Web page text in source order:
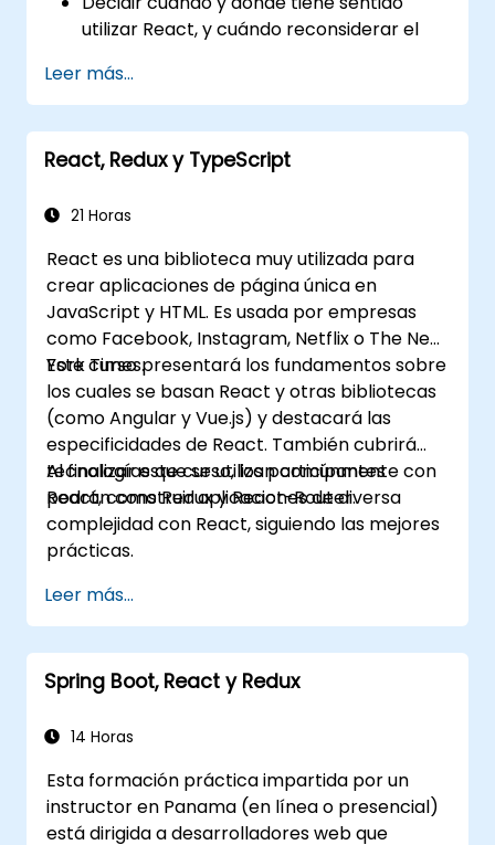
utilizar React, y cuándo reconsiderar el
Entender conceptos de React como
componentes, props (propiedades),
estado y ciclo de vida.
Implementar tecnologías relacionadas
Crear, probar e implementar una
Leer más...
React, Redux y TypeScript
21 Horas
React es una biblioteca muy utilizada para
crear aplicaciones de página única en
JavaScript y HTML. Es usada por empresas
como Facebook, Instagram, Netflix o The New
York Times.
Este curso presentará los fundamentos sobre
los cuales se basan React y otras bibliotecas
(como Angular y Vue.js) y destacará las
especificidades de React. También cubrirá
tecnologías que se utilizan comúnmente con
React, como Redux y React-Router.
Al finalizar este curso, los participantes
podrán construir aplicaciones de diversa
complejidad con React, siguiendo las mejores
prácticas.
Leer más...
Spring Boot, React y Redux
14 Horas
Esta formación práctica impartida por un
instructor en Panama (en línea o presencial)
está dirigida a desarrolladores web que